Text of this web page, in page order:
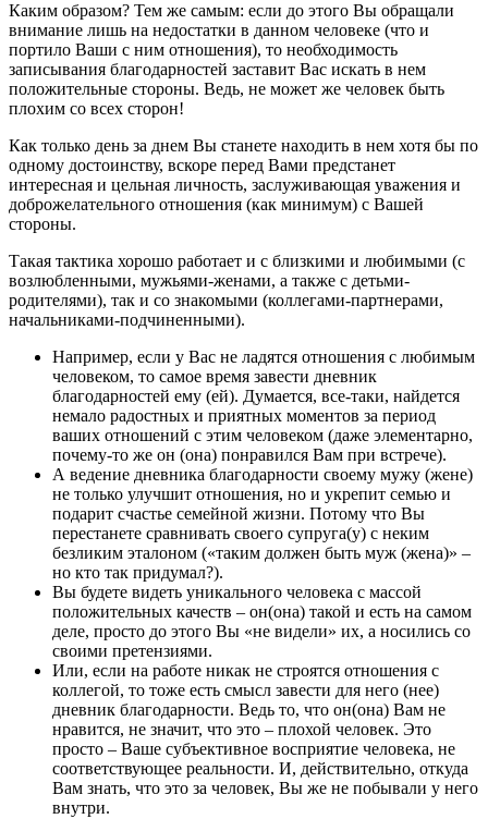
Каким образом? Тем же самым: если до этого Вы обращали
внимание лишь на недостатки в данном человеке (что и
портило Ваши с ним отношения), то необходимость
записывания благодарностей заставит Вас искать в нем
положительные стороны. Ведь, не может же человек быть
плохим со всех сторон!
Как только день за днем Вы станете находить в нем хотя бы по
одному достоинству, вскоре перед Вами предстанет
интересная и цельная личность, заслуживающая уважения и
доброжелательного отношения (как минимум) с Вашей
стороны.
Такая тактика хорошо работает и с близкими и любимыми (с
возлюбленными, мужьями-женами, а также с детьми-
родителями), так и со знакомыми (коллегами-партнерами,
начальниками-подчиненными).
Например, если у Вас не ладятся отношения с любимым
человеком, то самое время завести дневник
благодарностей ему (ей). Думается, все-таки, найдется
немало радостных и приятных моментов за период
ваших отношений с этим человеком (даже элементарно,
почему-то же он (она) понравился Вам при встрече).
А ведение дневника благодарности своему мужу (жене)
не только улучшит отношения, но и укрепит семью и
подарит счастье семейной жизни. Потому что Вы
перестанете сравнивать своего супруга(у) с неким
безликим эталоном («таким должен быть муж (жена)» –
но кто так придумал?).
Вы будете видеть уникального человека с массой
положительных качеств – он(она) такой и есть на самом
деле, просто до этого Вы «не видели» их, а носились со
своими претензиями.
Или, если на работе никак не строятся отношения с
коллегой, то тоже есть смысл завести для него (нее)
дневник благодарности. Ведь то, что он(она) Вам не
нравится, не значит, что это – плохой человек. Это
просто – Ваше субъективное восприятие человека, не
соответствующее реальности. И, действительно, откуда
Вам знать, что это за человек, Вы же не побывали у него
внутри.